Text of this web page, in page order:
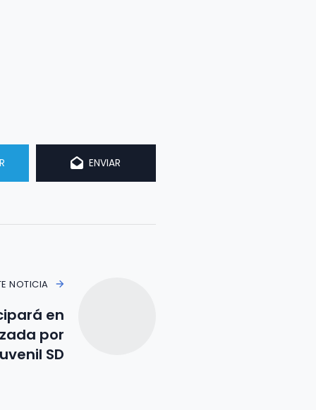
ENVIAR
NOTICIA
en
por
SD